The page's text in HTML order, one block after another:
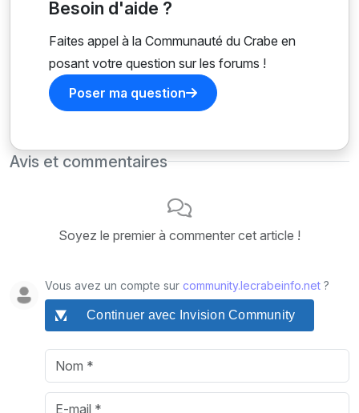
Besoin d'aide ?
Faites appel à la Communauté du Crabe en
posant votre question sur les forums !
Poser ma question
Avis et commentaires
Soyez le premier à commenter cet article !
Vous avez un compte sur community.lecrabeinfo.net ?
Continuer avec Invision Community